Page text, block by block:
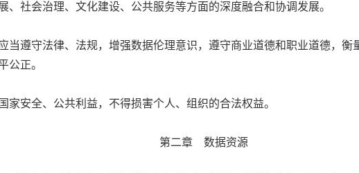
、社会治理、文化建设、公共服务等方面的深度融合和协调发展。
守法律、法规，增强数据伦理意识，遵守商业道德和职业道德，衡
公正。
安全、公共利益，不得损害个人、组织的合法权益。
第二章 数据资源